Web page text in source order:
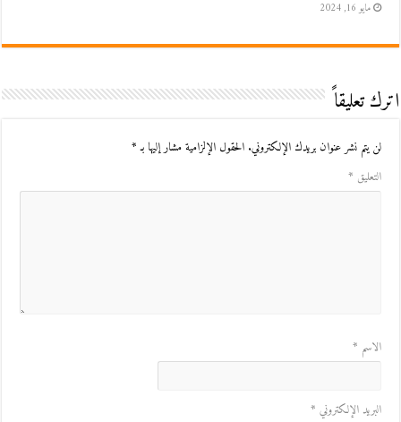
مايو 16, 2024
اترك تعليقاً
لن يتم نشر عنوان بريدك الإلكتروني. الحقول الإلزامية مشار إليها بـ*
التعليق *
الاسم *
البريد الإلكتروني *